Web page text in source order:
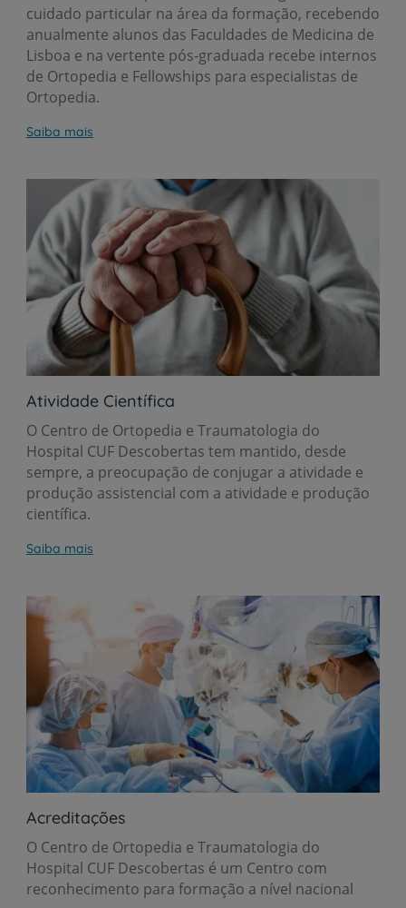
cuidado particular na área da formação, recebendo
anualmente alunos das Faculdades de Medicina de
Lisboa e na vertente pós-graduada recebe internos
de Ortopedia e Fellowships para especialistas de
Ortopedia.
Saiba mais
Atividade Científica
O Centro de Ortopedia e Traumatologia do
Hospital CUF Descobertas tem mantido, desde
sempre, a preocupação de conjugar a atividade e
produção assistencial com a atividade e produção
científica.
Saiba mais
Acreditações
O Centro de Ortopedia e Traumatologia do
Hospital CUF Descobertas é um Centro com
reconhecimento para formação a nível nacional